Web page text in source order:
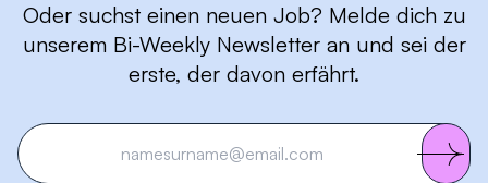
Oder suchst einen neuen Job? Melde dich zu
unserem Bi-Weekly Newsletter an und sei der
erste, der davon erfährt.